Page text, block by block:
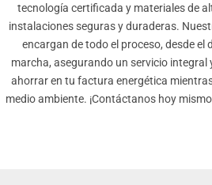
tecnología certificada y materiales de
instalaciones seguras y duraderas.
encargan de todo el proceso, desde el
marcha, asegurando un servicio integral
ahorrar en tu factura energética
medio ambiente. ¡Contáctanos hoy